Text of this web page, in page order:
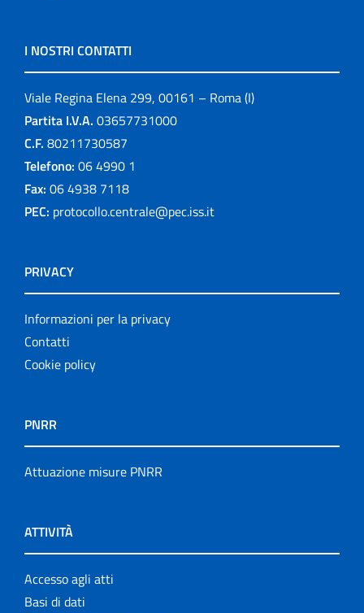
I NOSTRI CONTATTI
Viale Regina Elena 299, 00161 – Roma (I)
Partita I.V.A. 03657731000
C.F. 80211730587
Telefono: 06 4990 1
Fax: 06 4938 7118
PEC: protocollo.centrale@pec.iss.it
PRIVACY
Informazioni per la privacy
Contatti
Cookie policy
PNRR
Attuazione misure PNRR
ATTIVITÀ
Accesso agli atti
Basi di dati